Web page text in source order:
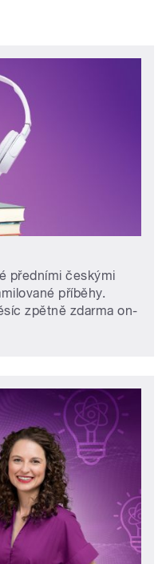
předními českými
příběhy.
zpětně zdarma on-